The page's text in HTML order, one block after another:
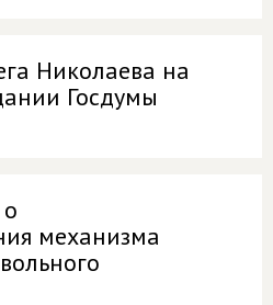
Николаева на
Госдумы
механизма